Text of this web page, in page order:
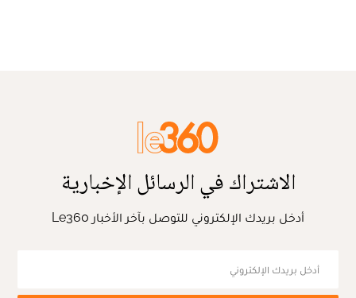
الاشتراك في الرسائل الإخبارية
أدخل بريدك الإلكتروني للتوصل بآخر الأخبار Le360